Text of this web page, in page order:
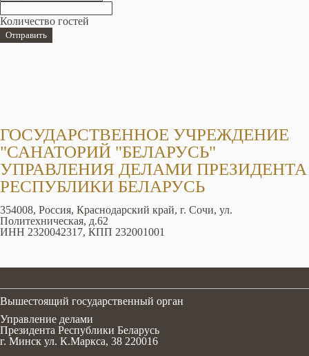
Количество гостей
Отправить
ГОСУДАРСТВЕННОЕ УЧРЕЖДЕНИЕ
"САНАТОРИЙ "БЕЛАРУСЬ"
УПРАВЛЕНИЯ ДЕЛАМИ ПРЕЗИДЕНТА
РЕСПУБЛИКИ БЕЛАРУСЬ
354008, Россия, Краснодарский край, г. Сочи, ул.
Политехническая, д.62
ИНН 2320042317, КПП 232001001
Вышестоящий государственный орган
Управление делами
Президента Республики Беларусь
г. Минск ул. К.Маркса, 38 220016